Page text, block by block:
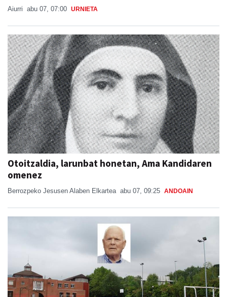
Aiurri abu 07, 07:00 URNIETA
Otoitzaldia, larunbat honetan, Ama Kandidaren
omenez
Berrozpeko Jesusen Alaben Elkartea abu 07, 09:25 ANDOAIN